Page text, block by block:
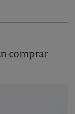
comprar